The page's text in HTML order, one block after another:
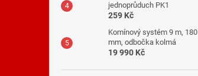
jednoprůduch PK1
259 Kč
Komínový systém 9 m, 180
mm, odbočka kolmá
19 990 Kč